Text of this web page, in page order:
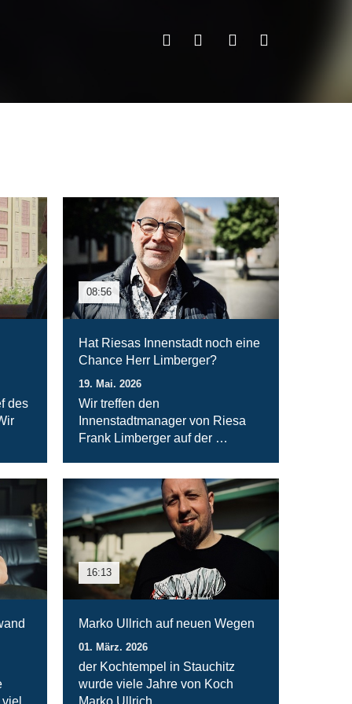
des
08:56
Hat Riesas Innenstadt noch eine
Chance Herr Limberger?
19. Mai. 2026
Wir treffen den
Innenstadtmanager von Riesa
Frank Limberger auf der …
16:13
Marko Ullrich auf neuen Wegen
01. März. 2026
der Kochtempel in Stauchitz
wurde viele Jahre von Koch
Marko Ullrich …